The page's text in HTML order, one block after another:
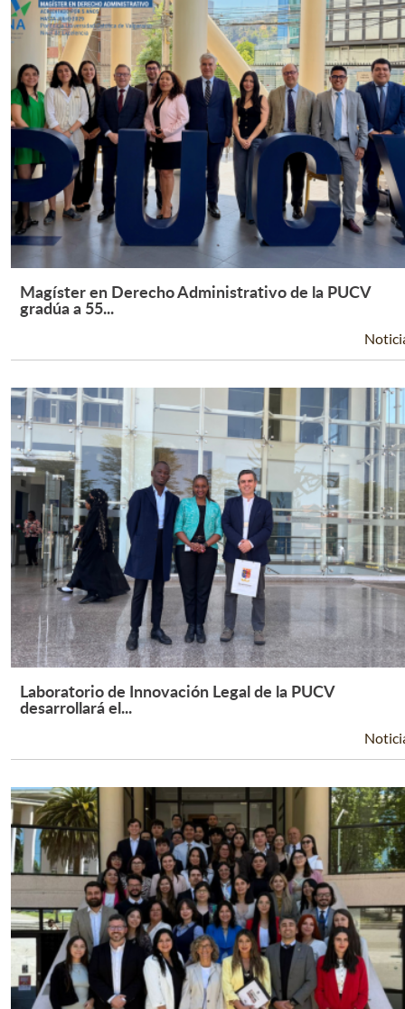
Leer Más +
Magíster en Derecho Administrativo de la PUCV
gradúa a 55...
Leer Más +
Laboratorio de Innovación Legal de la PUCV
desarrollará el...